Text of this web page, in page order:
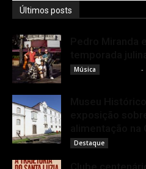
Últimos posts
Música -
Destaque